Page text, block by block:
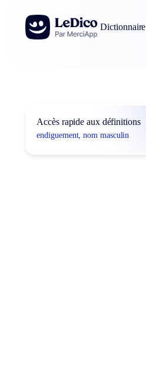
Aller au contenu
Dictionnaire
Accès rapide aux définitions
endiguement, nom masculin